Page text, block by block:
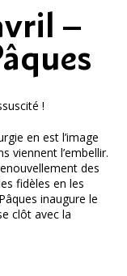
–
!
en est l’image
viennent l’embellir.
des
fidèles en les
inaugure le
clôt avec la